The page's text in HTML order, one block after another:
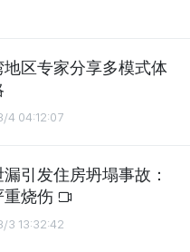
地区专家分享多模式体
4 04:12:07
引发住房坍塌事故：
重烧伤
3 13:32:42